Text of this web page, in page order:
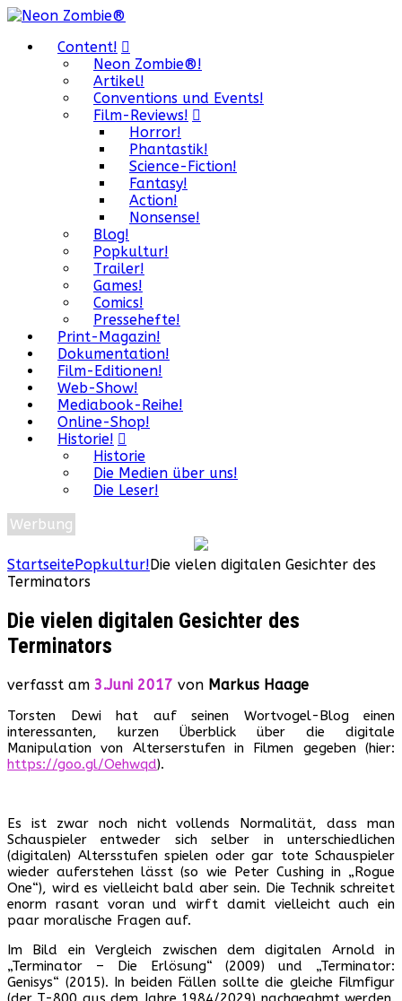
Content!
Neon Zombie®!
Artikel!
Conventions und Events!
Film-Reviews!
Horror!
Phantastik!
Science-Fiction!
Fantasy!
Action!
Nonsense!
Blog!
Popkultur!
Trailer!
Games!
Comics!
Pressehefte!
Print-Magazin!
Dokumentation!
Film-Editionen!
Web-Show!
Mediabook-Reihe!
Online-Shop!
Historie!
Historie
Die Medien über uns!
Die Leser!
Werbung
StartseitePopkultur!Die vielen digitalen Gesichter des
Terminators
Die vielen digitalen Gesichter des
Terminators
verfasst am 3.Juni 2017 von Markus Haage
Torsten Dewi hat auf seinen Wortvogel-Blog einen
interessanten, kurzen Überblick über die digitale
Manipulation von Alterserstufen in Filmen gegeben (hier:
https://goo.gl/Oehwqd).
Es ist zwar noch nicht vollends Normalität, dass man
Schauspieler entweder sich selber in unterschiedlichen
(digitalen) Altersstufen spielen oder gar tote Schauspieler
wieder auferstehen lässt (so wie Peter Cushing in „Rogue
One“), wird es vielleicht bald aber sein. Die Technik schreitet
enorm rasant voran und wirft damit vielleicht auch ein
paar moralische Fragen auf.
Im Bild ein Vergleich zwischen dem digitalen Arnold in
„Terminator – Die Erlösung“ (2009) und „Terminator:
Genisys“ (2015). In beiden Fällen sollte die gleiche Filmfigur